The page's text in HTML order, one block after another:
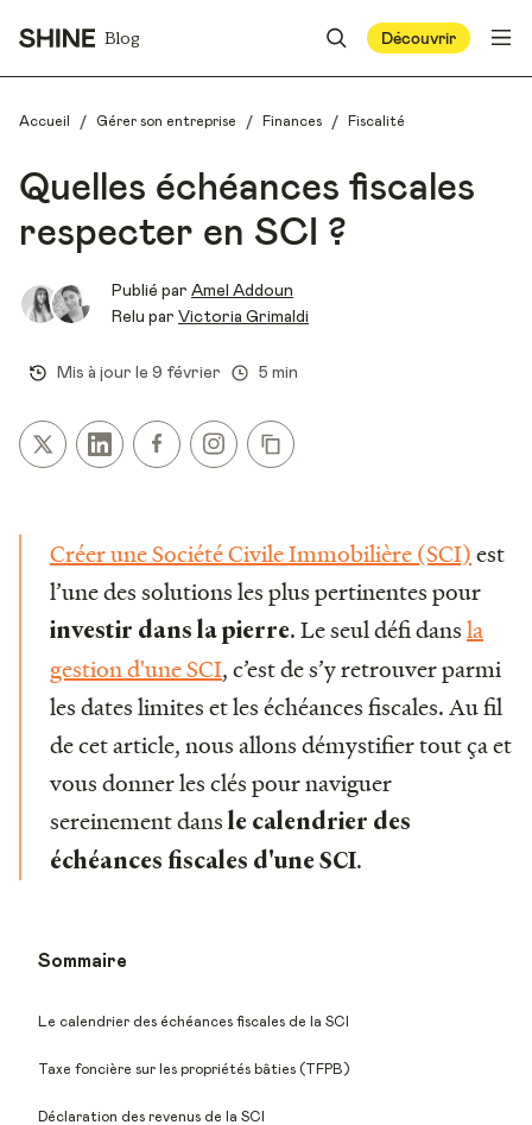
Blog Découvrir
Accueil / Gérer son entreprise / Finances / Fiscalité
Quelles échéances fiscales
respecter en SCI ?
Publié par Amel Addoun
Relu par Victoria Grimaldi
Mis à jour le 9 février 5 min
Créer une Société Civile Immobilière (SCI)est
l’une des solutions les plus pertinentes pour
investir dans la pierre. Le seul défi dansla
gestion d'une SCI, c’est de s’y retrouver parmi
les dates limites et les échéances fiscales. Au fil
de cet article, nous allons démystifier tout ça et
vous donner les clés pour naviguer
sereinement dans le calendrier des
échéances fiscales d'une SCI.
Sommaire
Le calendrier des échéances fiscales de la SCI
Taxe foncière sur les propriétés bâties (TFPB)
Déclaration des revenus de la SCI